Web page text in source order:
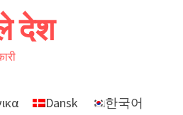
देश
Dansk
한국어